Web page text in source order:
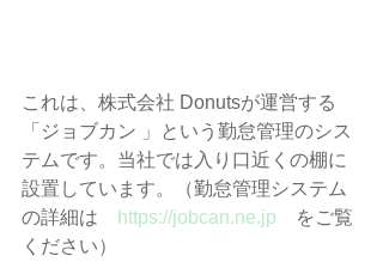
これは、株式会社 Donutsが運営する
「ジョブカン 」という勤怠管理のシス
テムです。当社では入り口近くの棚に
設置しています。（勤怠管理システム
の詳細は
https://jobcan.ne.jp をご覧
ください）